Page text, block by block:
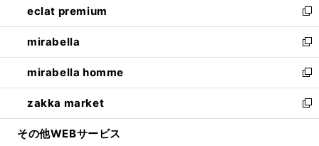
く
で
開
く
ド
ウ
で
開
く
ィ
ン
ド
ウ
で
開
く
い
ウ
ィ
ン
ド
ウ
で
開
eclat premium
新
し
い
ウ
ィ
ン
ド
ウ
mirabella
新
し
い
ウ
ィ
ン
mirabella homme
新
し
い
ウ
zakka market
新
し
その他WEBサービス